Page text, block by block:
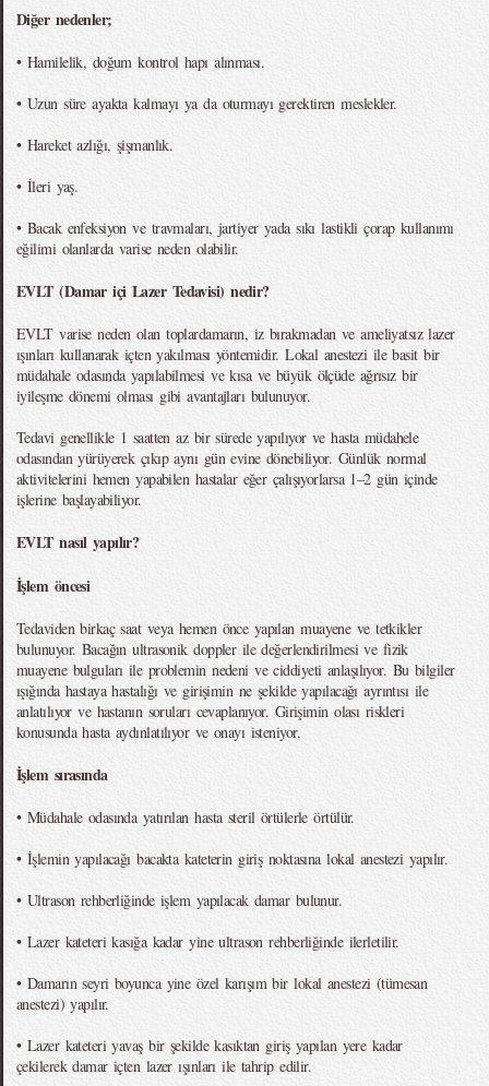
Diğer nedenler;
• Hamilelik, doğum kontrol hapı alınması.
• Uzun süre ayakta kalmayı ya da oturmayı gerektiren meslekler.
• Hareket azlığı, şişmanlık.
• İleri yaş.
• Bacak enfeksiyon ve travmaları, jartiyer yada sıkı lastikli çorap kullanımı
eğilimi olanlarda varise neden olabilir.
EVLT (Damar içi Lazer Tedavisi) nedir?
EVLT varise neden olan toplardamarın, iz bırakmadan ve ameliyatsız lazer
ışınları kullanarak içten yakılması yöntemidir. Lokal anestezi ile basit bir
müdahale odasında yapılabilmesi ve kısa ve büyük ölçüde ağrısız bir
iyileşme dönemi olması gibi avantajları bulunuyor.
Tedavi genellikle 1 saatten az bir sürede yapılıyor ve hasta müdahele
odasından yürüyerek çıkıp aynı gün evine dönebiliyor. Günlük normal
aktivitelerini hemen yapabilen hastalar eğer çalışıyorlarsa 1–2 gün içinde
işlerine başlayabiliyor.
EVLT nasıl yapılır?
İşlem öncesi
Tedaviden birkaç saat veya hemen önce yapılan muayene ve tetkikler
bulunuyor. Bacağın ultrasonik doppler ile değerlendirilmesi ve fizik
muayene bulguları ile problemin nedeni ve ciddiyeti anlaşılıyor. Bu bilgiler
ışığında hastaya hastalığı ve girişimin ne şekilde yapılacağı ayrıntısı ile
anlatılıyor ve hastanın soruları cevaplanıyor. Girişimin olası riskleri
konusunda hasta aydınlatılıyor ve onayı isteniyor.
İşlem sırasında
• Müdahale odasında yatırılan hasta steril örtülerle örtülür.
• İşlemin yapılacağı bacakta kateterin giriş noktasına lokal anestezi yapılır.
• Ultrason rehberliğinde işlem yapılacak damar bulunur.
• Lazer kateteri kasığa kadar yine ultrason rehberliğinde ilerletilir.
• Damarın seyri boyunca yine özel karışım bir lokal anestezi (tümesan
anestezi) yapılır.
• Lazer kateteri yavaş bir şekilde kasıktan giriş yapılan yere kadar
çekilerek damar içten lazer ışınları ile tahrip edilir.